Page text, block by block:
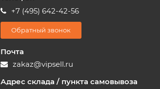
+7 (495) 642-42-56
Обратный звонок
Почта
zakaz@vipsell.ru
Адрес склада / пункта самовывоза